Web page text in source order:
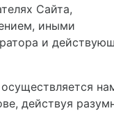
Сайта,
иными
и
действуя